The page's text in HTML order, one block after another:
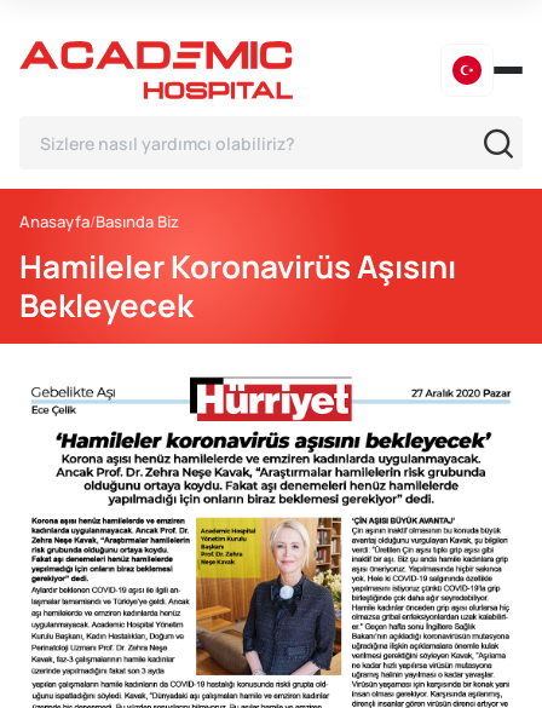
Anasayfa Basında Biz
Hamileler Koronavirüs Aşısını
Bekleyecek